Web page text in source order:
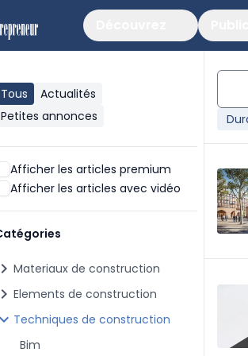
Tous
Actualités
Petites annonces
Afficher les articles premium
Afficher les articles avec vidéo
chevron_right Materiaux de construction
chevron_right Elements de construction
chevron_right Techniques de construction
Bim